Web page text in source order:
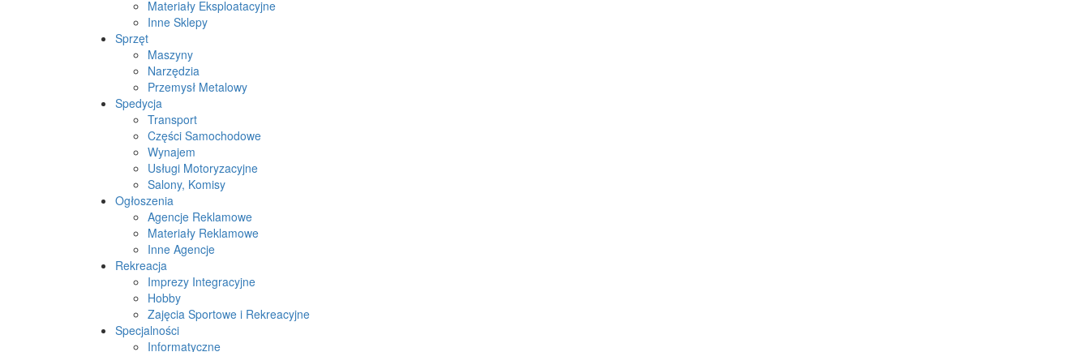
Materiały Eksploatacyjne
Inne Sklepy
Sprzęt
Maszyny
Narzędzia
Przemysł Metalowy
Spedycja
Transport
Części Samochodowe
Wynajem
Usługi Motoryzacyjne
Salony, Komisy
Ogłoszenia
Agencje Reklamowe
Materiały Reklamowe
Inne Agencje
Rekreacja
Imprezy Integracyjne
Hobby
Zajęcia Sportowe i Rekreacyjne
Specjalności
Informatyczne